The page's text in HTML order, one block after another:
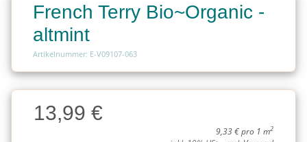
French Terry Bio~Organic -
altmint
Artikelnummer: E-V09107-063
Charge
Charge13,99 €
9,33 € pro 1 m2